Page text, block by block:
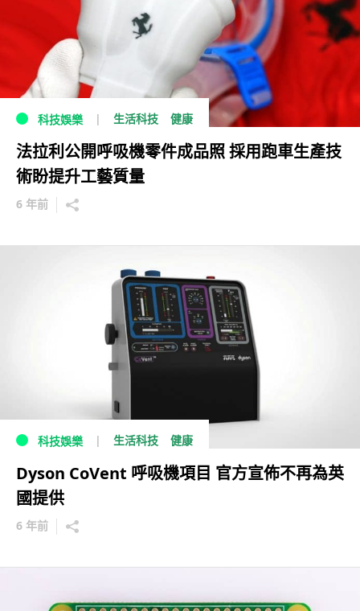
科技娛樂 生活科技 健康
法拉利公開呼吸機零件成品照 採用跑車生產技
術盼提升工藝質量
6 年前
科技娛樂 生活科技 健康
Dyson CoVent 呼吸機項目 官方宣佈不再為英
國提供
6 年前